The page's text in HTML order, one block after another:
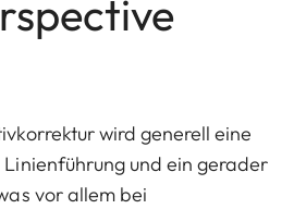
wird generell eine
und ein gerader
vor allem bei